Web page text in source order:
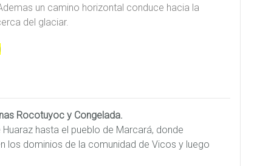
un camino horizontal conduce hacia la
del glaciar.
Rocotuyoc y Congelada.
hasta el pueblo de Marcará, donde
los dominios de la comunidad de Vicos y luego